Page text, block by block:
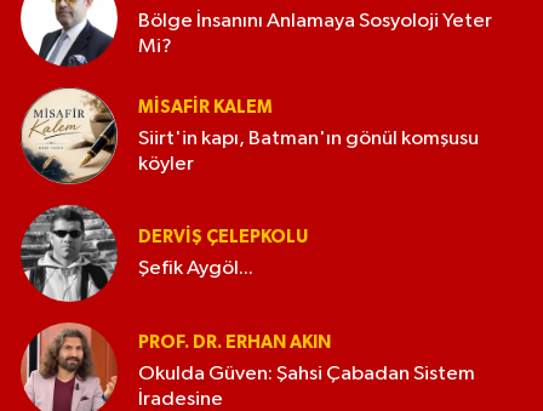
Bölge İnsanını Anlamaya Sosyoloji Yeter
Mi?
MISAFIR KALEM
Siirt'in kapı, Batman'ın gönül komşusu
köyler
DERVIŞ ÇELEPKOLU
Şefik Aygöl...
PROF. DR. ERHAN AKIN
Okulda Güven: Şahsi Çabadan Sistem
İradesine